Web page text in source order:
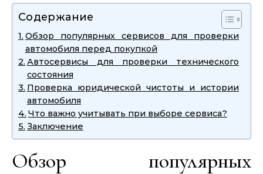
Содержание
Обзор популярных сервисов для проверки
автомобиля перед покупкой
Автосервисы для проверки технического
состояния
Проверка юридической чистоты и истории
автомобиля
Что важно учитывать при выборе сервиса?
Заключение
Обзор популярных